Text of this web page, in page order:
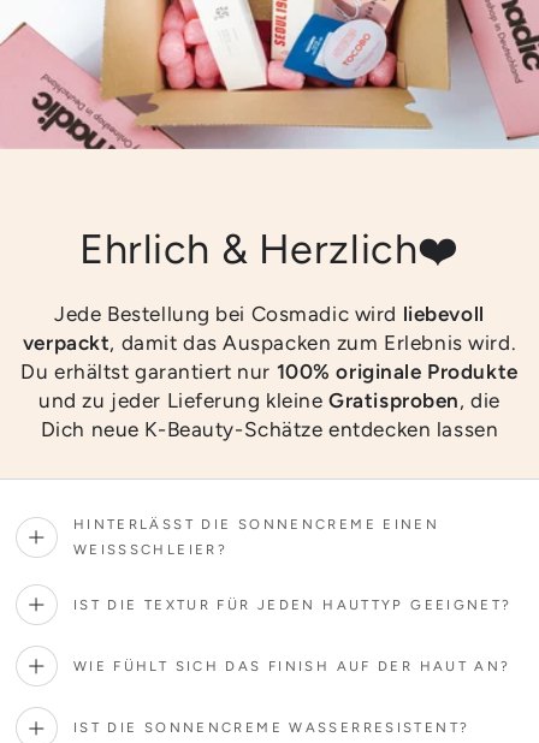
Ehrlich & Herzlich❤️
Jede Bestellung bei Cosmadic wird liebevoll
verpackt, damit das Auspacken zum Erlebnis wird.
Du erhältst garantiert nur 100% originale Produkte
und zu jeder Lieferung kleineGratisproben, die
Dich neue K-Beauty-Schätze entdecken lassen
HINTERLÄSST DIE SONNENCREME EINEN
WEISSSCHLEIER?
IST DIE TEXTUR FÜR JEDEN HAUTTYP GEEIGNET?
WIE FÜHLT SICH DAS FINISH AUF DER HAUT AN?
IST DIE SONNENCREME WASSERRESISTENT?